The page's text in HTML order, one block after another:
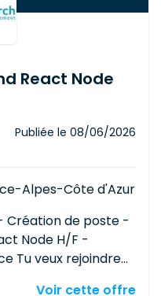
React Node
Publiée le 08/06/2026
Alpes-Côte d'Azur
Création de poste -
Node H/F -
Tu veux rejoindre
Voir cette offre